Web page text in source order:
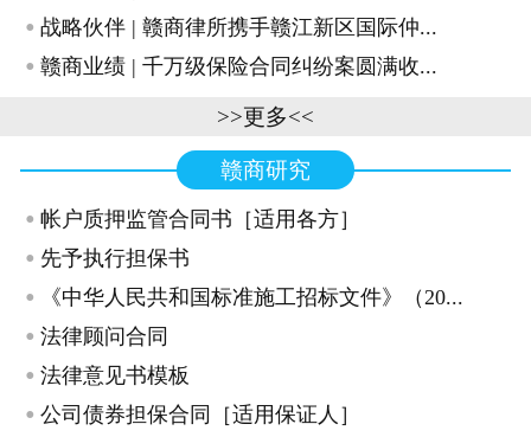
· 战略伙伴 | 赣商律所携手赣江新区国际仲...
· 赣商业绩 | 千万级保险合同纠纷案圆满收...
>>更多<<
赣商研究
· 帐户质押监管合同书［适用各方］
· 先予执行担保书
· 《中华人民共和国标准施工招标文件》（20...
· 法律顾问合同
· 法律意见书模板
· 公司债券担保合同［适用保证人］